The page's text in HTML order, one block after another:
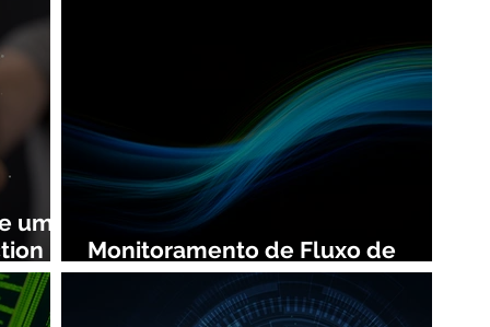
uma
Monitoramento de Fluxo de
Rede: Vantagens e Benefícios